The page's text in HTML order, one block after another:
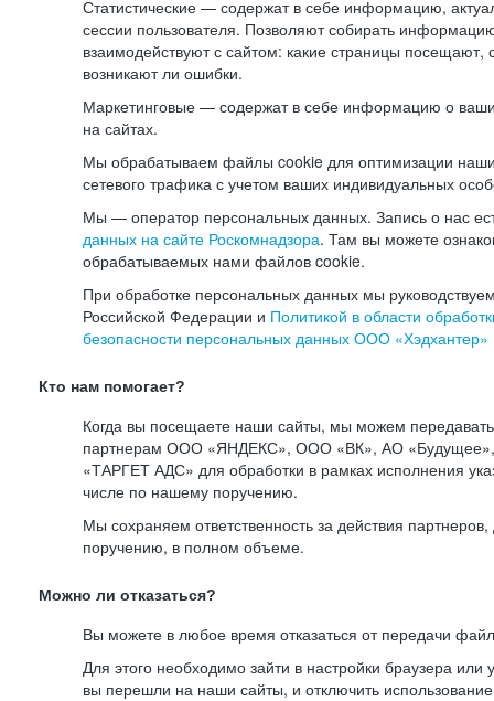
Статистические — содержат в себе информацию,
сессии пользователя. Позволяют собирать
взаимодействуют с сайтом: какие страницы посещают,
возникают ли ошибки.
Маркетинговые — содержат в себе информацию о
на сайтах.
Мы обрабатываем файлы cookie для оптимизации
сетевого трафика с учетом ваших индивидуальных
Мы — оператор персональных данных. Запись о нас
данных на сайте Роскомнадзора. Там вы можете
обрабатываемых нами файлов cookie.
При обработке персональных данных мы
Российской Федерации и Политикой в области
безопасности персональных данных ООО «Хэдхантер»
Кто нам помогает?
Когда вы посещаете наши сайты, мы можем
партнерам ООО «ЯНДЕКС», ООО «ВК», АО
«ТАРГЕТ АДС» для обработки в рамках исполнения
числе по нашему поручению.
Мы сохраняем ответственность за действия
поручению, в полном объеме.
Можно ли отказаться?
Вы можете в любое время отказаться от передачи
Для этого необходимо зайти в настройки браузера или
вы перешли на наши сайты, и отключить